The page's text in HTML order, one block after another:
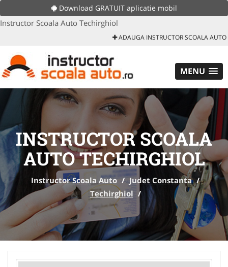
Download GRATUIT aplicatie mobil
Instructor Scoala Auto Techirghiol
ADAUGA INSTRUCTOR SCOALA AUTO
MENU
INSTRUCTOR SCOALA
AUTO TECHIRGHIOL
Instructor Scoala Auto / Judet Constanta /
Techirghiol /